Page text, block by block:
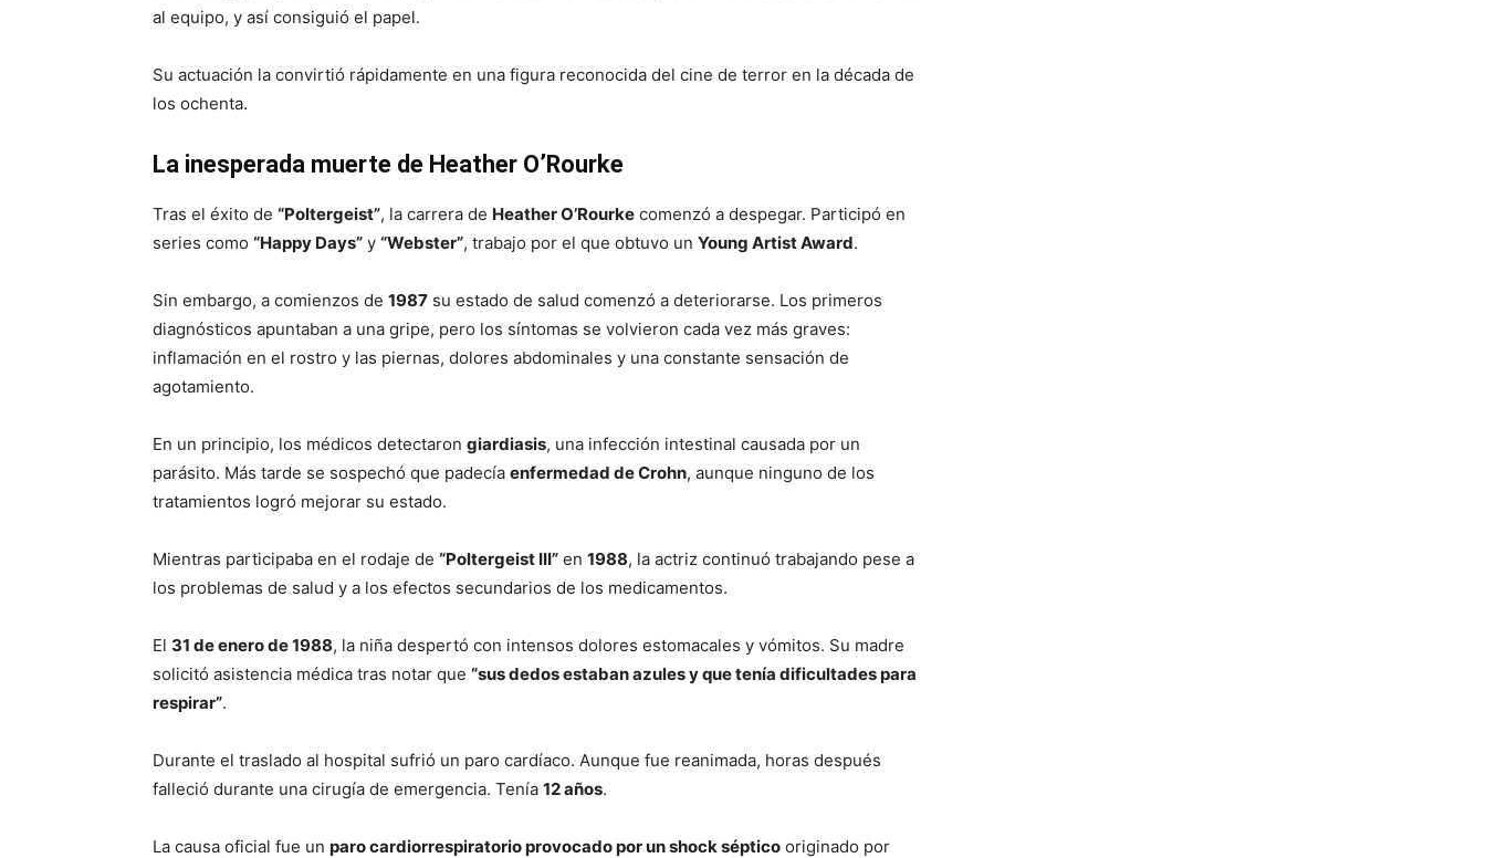
al equipo, y así consiguió el papel.
Su actuación la convirtió rápidamente en una figura reconocida del cine de terror en la década de
los ochenta.
La inesperada muerte de Heather O’Rourke
Tras el éxito de “Poltergeist”, la carrera de Heather O’Rourke comenzó a despegar. Participó en
series como “Happy Days” y “Webster”, trabajo por el que obtuvo un Young Artist Award.
Sin embargo, a comienzos de 1987 su estado de salud comenzó a deteriorarse. Los primeros
diagnósticos apuntaban a una gripe, pero los síntomas se volvieron cada vez más graves:
inflamación en el rostro y las piernas, dolores abdominales y una constante sensación de
agotamiento.
En un principio, los médicos detectaron giardiasis, una infección intestinal causada por un
parásito. Más tarde se sospechó que padecía enfermedad de Crohn, aunque ninguno de los
tratamientos logró mejorar su estado.
Mientras participaba en el rodaje de “Poltergeist III” en 1988, la actriz continuó trabajando pese a
los problemas de salud y a los efectos secundarios de los medicamentos.
El 31 de enero de 1988, la niña despertó con intensos dolores estomacales y vómitos. Su madre
solicitó asistencia médica tras notar que “sus dedos estaban azules y que tenía dificultades para
respirar”.
Durante el traslado al hospital sufrió un paro cardíaco. Aunque fue reanimada, horas después
falleció durante una cirugía de emergencia. Tenía 12 años.
La causa oficial fue un paro cardiorrespiratorio provocado por un shock séptico originado por